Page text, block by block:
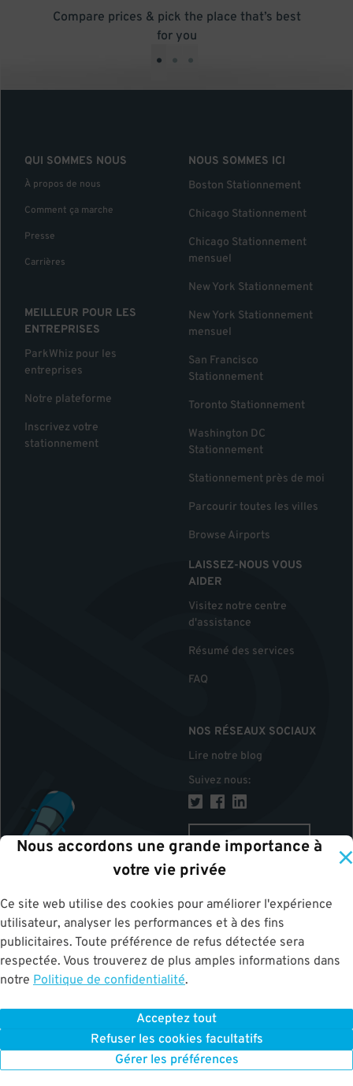
Nous accordons une grande importance à
votre vie privée
Ce site web utilise des cookies pour améliorer l'expérience
utilisateur, analyser les performances et à des fins
publicitaires. Toute préférence de refus détectée sera
respectée. Vous trouverez de plus amples informations dans
notre Politique de confidentialité.
Acceptez tout
Refuser les cookies facultatifs
Gérer les préférences
Compare prices & pick the place that’s best
for you
• • •
QUI SOMMES NOUS
À propos de nous
Comment ça marche
Presse
Carrières
MEILLEUR POUR LES
ENTREPRISES
ParkWhiz pour les
entreprises
Notre plateforme
Inscrivez votre
stationnement
NOUS SOMMES ICI
Boston Stationnement
Chicago Stationnement
Chicago Stationnement
mensuel
New York Stationnement
New York Stationnement
mensuel
San Francisco
Stationnement
Toronto Stationnement
Washington DC
Stationnement
Stationnement près de moi
Parcourir toutes les villes
Browse Airports
LAISSEZ-NOUS VOUS
AIDER
Visitez notre centre
d'assistance
Résumé des services
FAQ
NOS RÉSEAUX SOCIAUX
Lire notre blog
Suivez nous:
CANADA
HAUT
Tous les droits sont réservés.
Terms of Use for Motorists| Privacy Policy|ALPR Policy
Your Privacy Choices